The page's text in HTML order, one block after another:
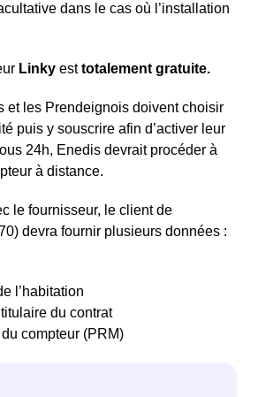
dans le cas où l’installation
Linky esttotalement gratuite.
et les Prendeignois doivent choisir
puis y souscrire afin d’activer leur
24h, Enedis devrait procéder à
à distance.
le fournisseur, le client de
devra fournir plusieurs données :
l’habitation
du contrat
compteur (PRM)